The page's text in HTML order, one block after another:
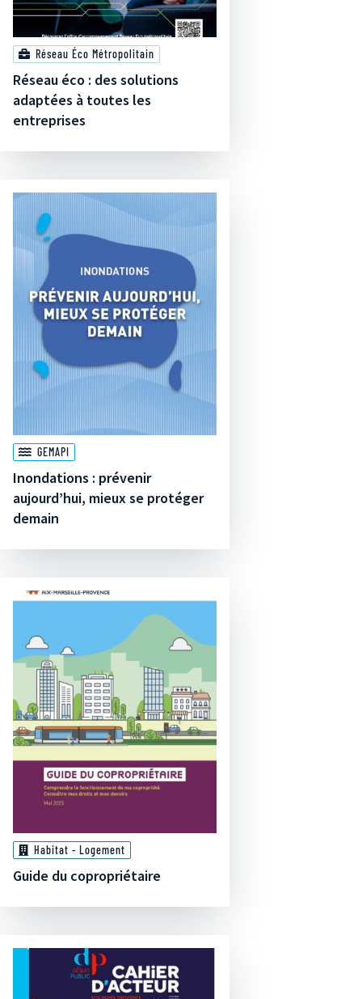
Réseau Éco Métropolitain
Réseau éco : des solutions
adaptées à toutes les
entreprises
GEMAPI
Inondations : prévenir
aujourd’hui, mieux se protéger
demain
Habitat - Logement
Guide du copropriétaire